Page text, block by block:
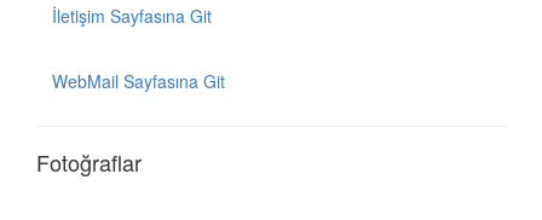
İletişim Sayfasına Git
WebMail Sayfasına Git
Fotoğraflar